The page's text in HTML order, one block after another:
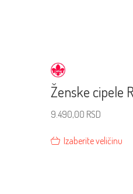
Ženske cipele
9.490,00 RSD
Izaberite veličinu